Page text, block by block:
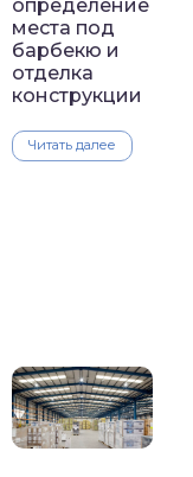
определение
места под
барбекю и
отделка
конструкции
Читать далее